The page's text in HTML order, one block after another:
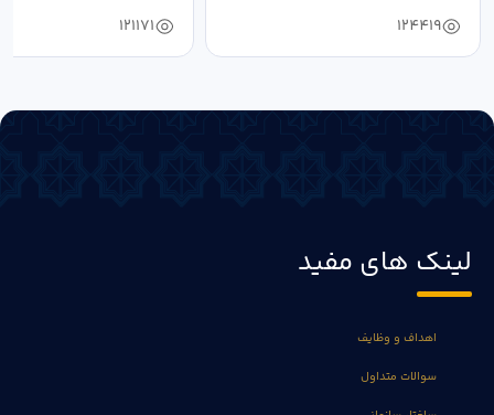
124419
121171
لینک های مفید
اهداف و وظایف
سوالات متداول